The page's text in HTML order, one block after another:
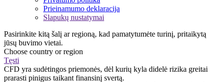
Prieinamumo deklaracija
Slapukų nustatymai
Pasirinkite kitą šalį ar regioną, kad pamatytumėte turinį, pritaikytą
jūsų buvimo vietai.
Choose country or region
Tęsti
CFD yra sudėtingos priemonės, dėl kurių kyla didelė rizika greitai
prarasti pinigus taikant finansinį svertą.